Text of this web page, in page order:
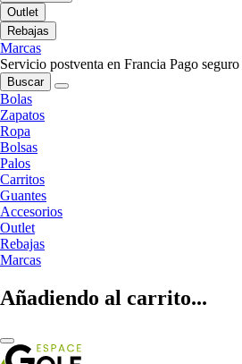
Outlet
Rebajas
Marcas
Servicio postventa en Francia Pago seguro
Buscar
Bolas
Zapatos
Ropa
Bolsas
Palos
Carritos
Guantes
Accesorios
Outlet
Rebajas
Marcas
Añadiendo al carrito...